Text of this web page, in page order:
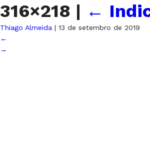
316×218 | ←
Thiago Almeida | 13 de setembro de 2019
←
→